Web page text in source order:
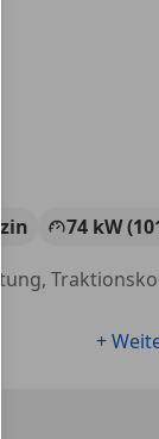
74 kW
+